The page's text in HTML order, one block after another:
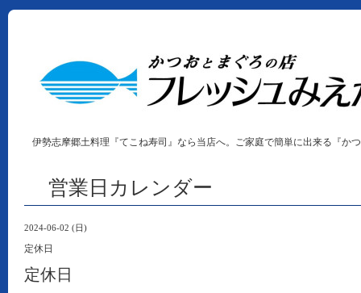
伊勢志摩郷土料理『てこね寿司』なら当店へ。ご家庭で簡単に出来る『か
営業日カレンダー
2024-06-02 (日)
定休日
定休日